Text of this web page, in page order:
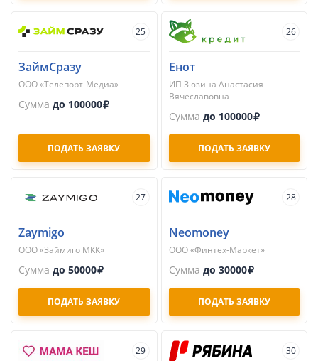
25
ЗаймСразу
ООО «Телепорт-Медиа»
Сумма до 100000
ПОДАТЬ ЗАЯВКУ
26
Енот
ИП Зюзина Анастасия
Вячеславовна
Сумма до 100000
ПОДАТЬ ЗАЯВКУ
27
Zaymigo
ООО «Займиго МКК»
Сумма до 50000
ПОДАТЬ ЗАЯВКУ
28
Neomoney
ООО «Финтех-Маркет»
Сумма до 30000
ПОДАТЬ ЗАЯВКУ
29 30